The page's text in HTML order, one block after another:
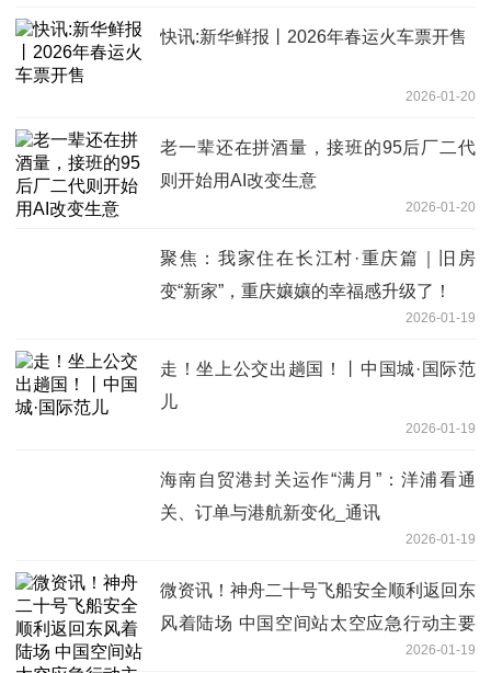
快讯:新华鲜报丨2026年春运火车票开售
2026-01-20
老一辈还在拼酒量，接班的95后厂二代
则开始用AI改变生意
2026-01-20
聚焦：我家住在长江村·重庆篇｜旧房
变“新家”，重庆孃孃的幸福感升级了！
2026-01-19
走！坐上公交出趟国！丨中国城·国际范
儿
2026-01-19
海南自贸港封关运作“满月”：洋浦看通
关、订单与港航新变化_通讯
2026-01-19
微资讯！神舟二十号飞船安全顺利返回东
风着陆场 中国空间站太空应急行动主要
2026-01-19